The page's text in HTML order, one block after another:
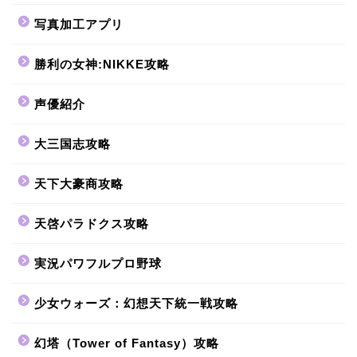
写真加工アプリ
勝利の女神:NIKKE攻略
声優紹介
大三国志攻略
天下大豪商攻略
天啓パラドクス攻略
実況パワフルプロ野球
少女ウォーズ：幻想天下統一戦攻略
幻塔（Tower of Fantasy）攻略